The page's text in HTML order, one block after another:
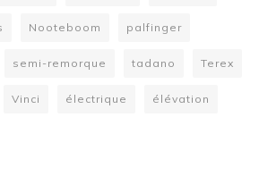
Nooteboom palfinger
semi-remorque tadano Terex
Vinci électrique élévation